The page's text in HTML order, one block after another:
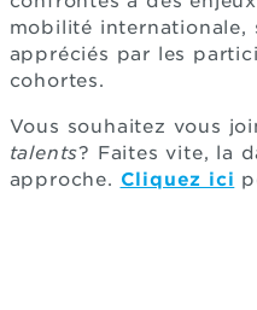
mobilité internationale,
appréciés par les
cohortes.
Vous souhaitez vous
talents? Faites vite, la
approche. Cliquez ici